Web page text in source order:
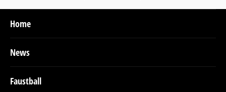
Home
News
Faustball